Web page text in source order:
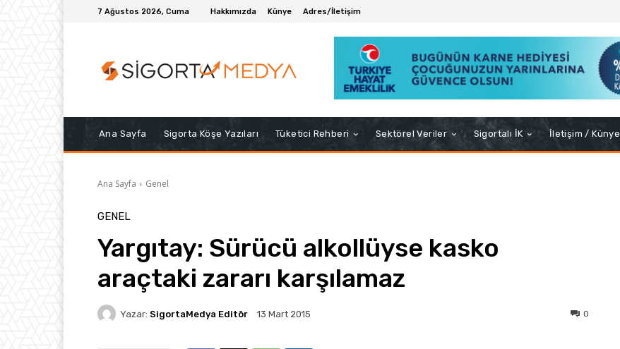
7 Ağustos 2026, Cuma Hakkımızda Künye Adres/İletişim
Ana Sayfa Sigorta Köşe Yazıları Tüketici Rehberi Sektörel Veriler Sigortalı İK İletişim / Künye
Ana Sayfa Genel
GENEL
Yargıtay: Sürücü alkollüyse kasko
araçtaki zararı karşılamaz
Yazar: SigortaMedya Editör 13 Mart 2015 0